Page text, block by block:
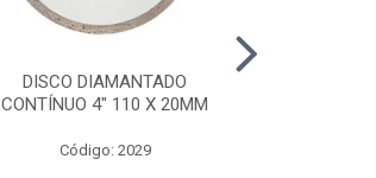
DISCO DIAMANTADO
CONTÍNUO 4" 110 X 20MM
Código: 2029